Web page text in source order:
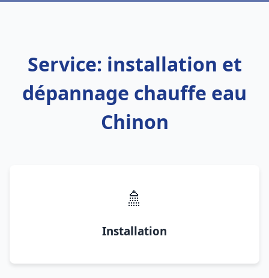
Service: installation et
dépannage chauffe eau
Chinon
🚿
Installation